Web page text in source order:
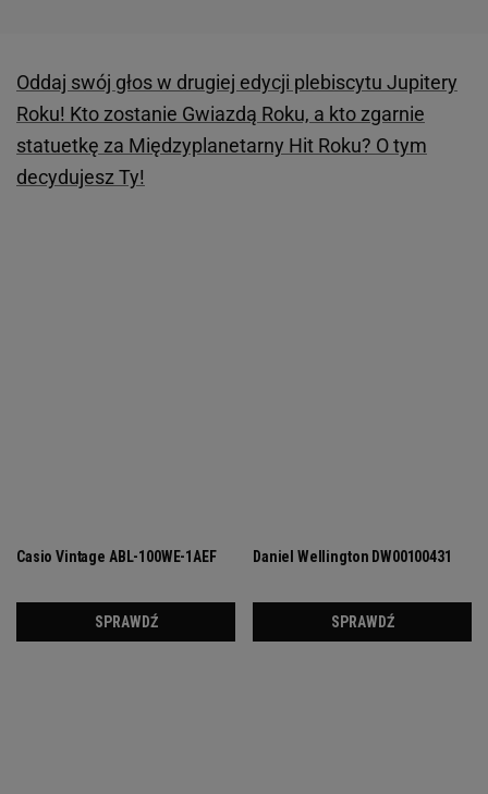
Oddaj swój głos w drugiej edycji plebiscytu Jupitery
Roku! Kto zostanie Gwiazdą Roku, a kto zgarnie
statuetkę za Międzyplanetarny Hit Roku? O tym
decydujesz Ty!